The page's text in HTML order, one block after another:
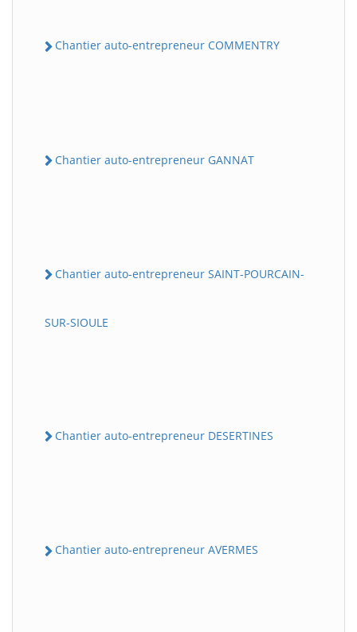
Chantier auto-entrepreneur COMMENTRY
Chantier auto-entrepreneur GANNAT
Chantier auto-entrepreneur SAINT-POURCAIN-
SUR-SIOULE
Chantier auto-entrepreneur DESERTINES
Chantier auto-entrepreneur AVERMES